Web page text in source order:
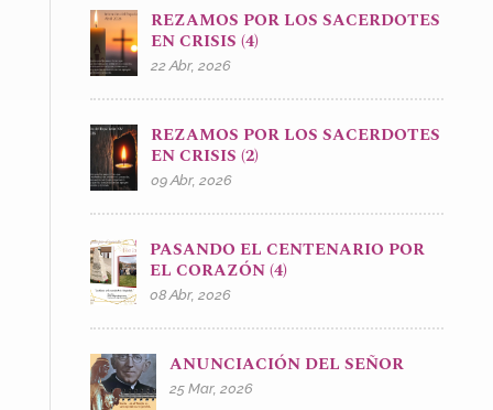
REZAMOS POR LOS SACERDOTES
EN CRISIS (4)
22 Abr, 2026
REZAMOS POR LOS SACERDOTES
EN CRISIS (2)
09 Abr, 2026
PASANDO EL CENTENARIO POR
EL CORAZÓN (4)
08 Abr, 2026
ANUNCIACIÓN DEL SEÑOR
25 Mar, 2026